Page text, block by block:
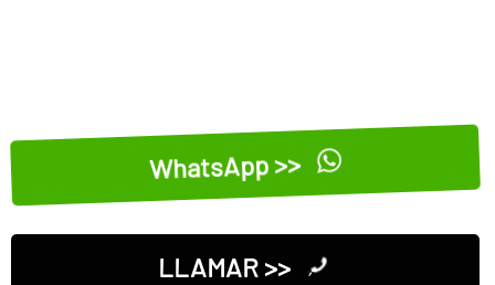
WhatsApp >>
LLAMAR >>